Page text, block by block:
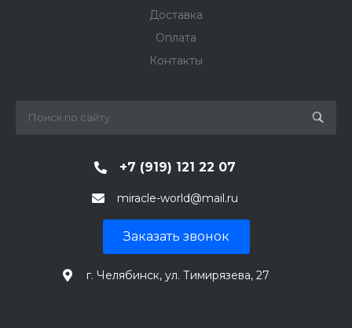
Доставка
Оплата
Контакты
+7 (919) 121 22 07
miracle-world@mail.ru
Заказать звонок
г. Челябинск, ул. Тимирязева, 27